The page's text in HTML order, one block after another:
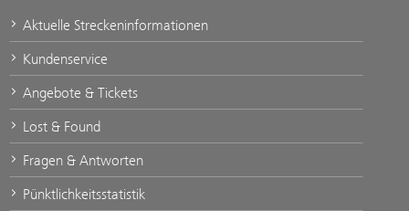
Aktuelle Streckeninformationen
Kundenservice
Angebote & Tickets
Lost & Found
Fragen & Antworten
Pünktlichkeitsstatistik